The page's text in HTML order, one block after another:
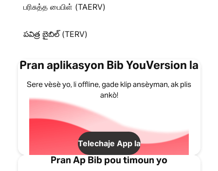
பரிசுத்த பைபிள் (TAERV)
పవిత్ర బైబిల్ (TERV)
Pran aplikasyon Bib YouVersion la
Sere vèsè yo, li offline, gade klip ansèyman, ak plis
ankò!
Telechaje App la
Pran Ap Bib pou timoun yo